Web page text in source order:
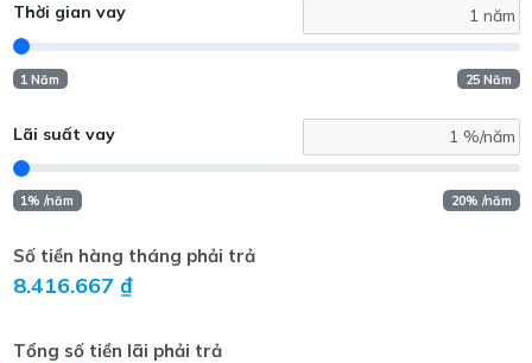
Thời gian vay
1 Năm 25 Năm
Lãi suất vay
1% /năm 20% /năm
Số tiền hàng tháng phải trả
8.416.667 ₫
Tổng số tiền lãi phải trả